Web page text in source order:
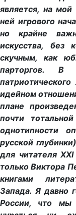
является, на мой
ней игрового
но крайне
искусства, без
скучным, как
парторгов. В
идейном
плане
почти
однотипности
русской
для читателя
только Виктора
книгами
Запада. Я давно
России, что мы